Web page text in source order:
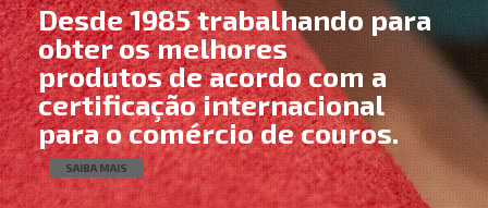
Desde 1985 trabalhando para
obter os melhores
produtos de acordo com a
certificação internacional
para o comércio de couros.
SAIBA MAIS